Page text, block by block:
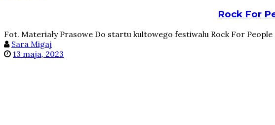
Rock For
Fot. Materiały Prasowe Do startu kultowego festiwalu Rock For
Sara Migaj
13 maja, 2023